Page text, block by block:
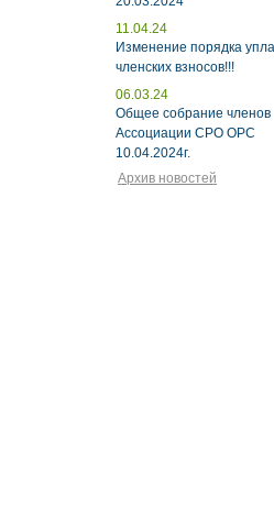
11.04.24
Изменение порядка
членских взносов!!!
06.03.24
Общее собрание членов
Ассоциации СРО ОРС
10.04.2024г.
Архив новостей